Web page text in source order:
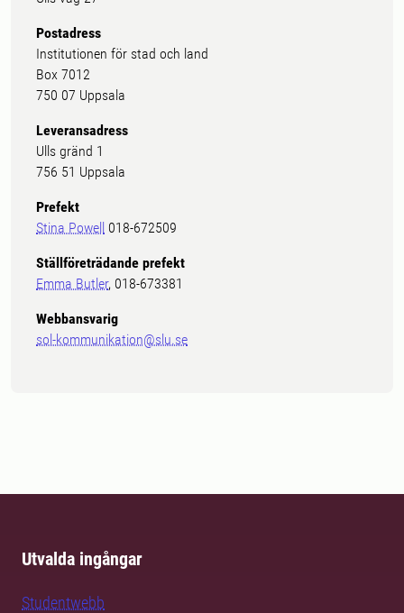
Postadress
Institutionen för stad och land
Box 7012
750 07 Uppsala
Leveransadress
Ulls gränd 1
756 51 Uppsala
Prefekt
Stina Powell 018-672509
Ställföreträdande prefekt
Emma Butler, 018-673381
Webbansvarig
sol-kommunikation@slu.se
Utvalda ingångar
Studentwebb